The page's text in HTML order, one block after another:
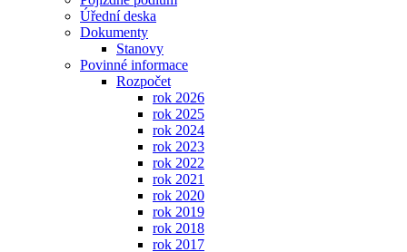
Úřední deska
Dokumenty
Stanovy
Povinné informace
Rozpočet
rok 2026
rok 2025
rok 2024
rok 2023
rok 2022
rok 2021
rok 2020
rok 2019
rok 2018
rok 2017